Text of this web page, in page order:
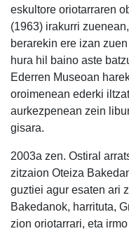
eskultore oriotarraren
(1963) irakurri
berarekin ere izan
hura hil baino aste
Ederren Museoan
oroimenean ederki
aurkezpenean zein
gisara.
2003a zen. Ostiral
zitzaion Oteiza
guztiei agur esaten ari
Bakedanok, harrituta,
zion oriotarrari, eta